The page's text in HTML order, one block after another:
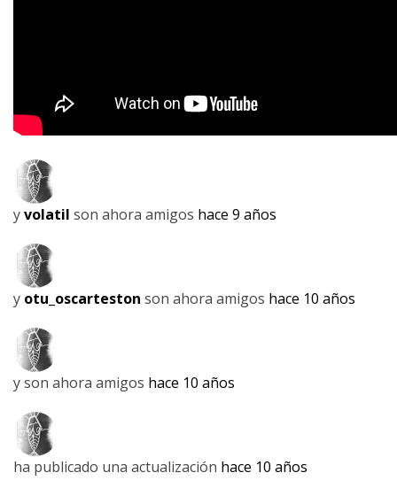
yvolatil son ahora amigos hace 9 años
y otu_oscarteston son ahora amigos hace 10 años
y son ahora amigos hace 10 años
ha publicado una actualización hace 10 años